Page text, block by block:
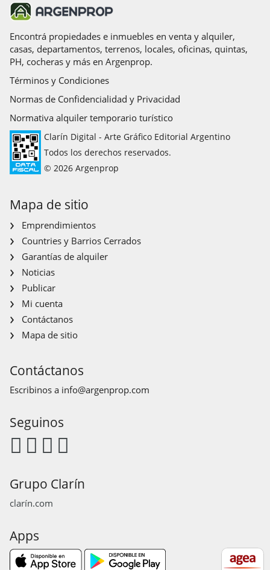
Encontrá propiedades e inmuebles en venta y alquiler,
casas, departamentos, terrenos, locales, oficinas, quintas,
PH, cocheras y más en Argenprop.
Términos y Condiciones
Normas de Confidencialidad y Privacidad
Normativa alquiler temporario turístico
Clarín Digital - Arte Gráfico Editorial Argentino
Todos los derechos reservados.
© 2026 Argenprop
Mapa de sitio
Emprendimientos
Countries y Barrios Cerrados
Garantías de alquiler
Noticias
Publicar
Mi cuenta
Contáctanos
Mapa de sitio
Contáctanos
Escribinos a info@argenprop.com
Seguinos
Grupo Clarín
clarín.com
Apps